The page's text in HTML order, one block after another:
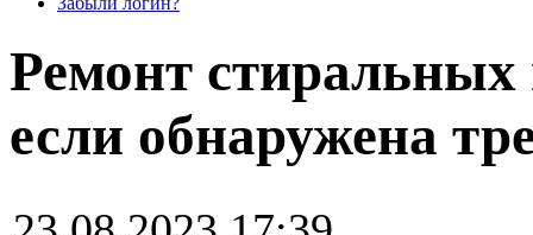
Ремонт
если обнаружена